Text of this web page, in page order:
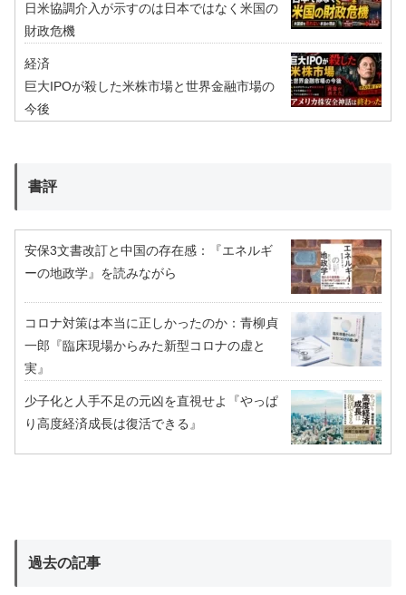
日米協調介入が示すのは日本ではなく米国の
財政危機
経済
巨大IPOが殺した米株市場と世界金融市場の
今後
書評
安保3文書改訂と中国の存在感：『エネルギ
ーの地政学』を読みながら
コロナ対策は本当に正しかったのか：青柳貞
一郎『臨床現場からみた新型コロナの虚と
実』
少子化と人手不足の元凶を直視せよ『やっぱ
り高度経済成長は復活できる』
過去の記事